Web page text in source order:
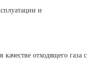
и
отходящего газа с